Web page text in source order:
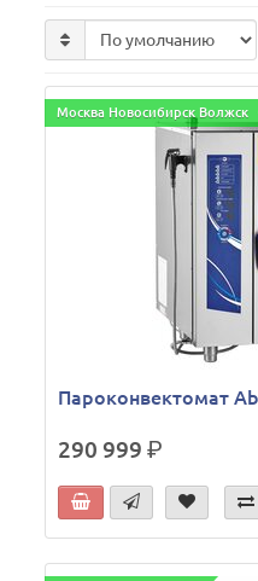
Москва Новосибирск Волжск
Пароконвектомат
290 999р.